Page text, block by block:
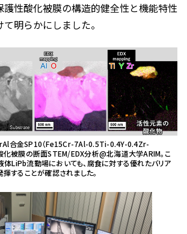
護性酸化被膜の構造的健全性と機能特性
明らかにしました。
合金SP10（Fe15Cr-7Al-0.5Ti-0.4Y-0.4Zr-
化被膜の断面STEM/EDX分析@北海道大学ARIM。こ
LiPb流動場においても、腐食に対する優れたバリア
することが確認されました。